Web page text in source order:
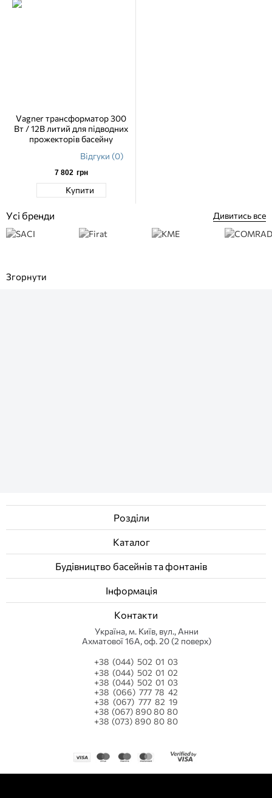
Vagner трансформатор 300
Вт / 12В литий для підводних
прожекторів басейну
Відгуки (0)
7 802 грн
Купити
Усі бренди Дивитись все
Розділи
Каталог
Будівництво басейнів та фонтанів
Інформація
Контакти
Українa, м. Київ, вул., Анни
Ахматової 16А, оф. 20 (2 поверх)
+38 (044) 502 01 03
+38 (044) 502 01 02
+38 (044) 502 01 03
+38 (066) 777 78 42
+38 (067) 777 82 19
+38 (067) 890 80 80
+38 (073) 890 80 80